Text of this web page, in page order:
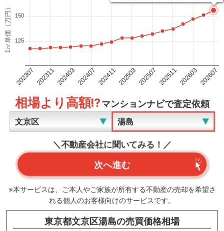
1㎡単価（万円）
202307202311202403202407202411202503202507202511202603202607
125
150
相場より高額!?マンションナビで査定依頼
＼不動産会社に聞いてみる！／
次へ進む
※本サービスは、ご本人やご家族が所有する不動産の売却を希望さ
れる個人のお客様向けのサービスです。
東京都文京区湯島の売買価格相場